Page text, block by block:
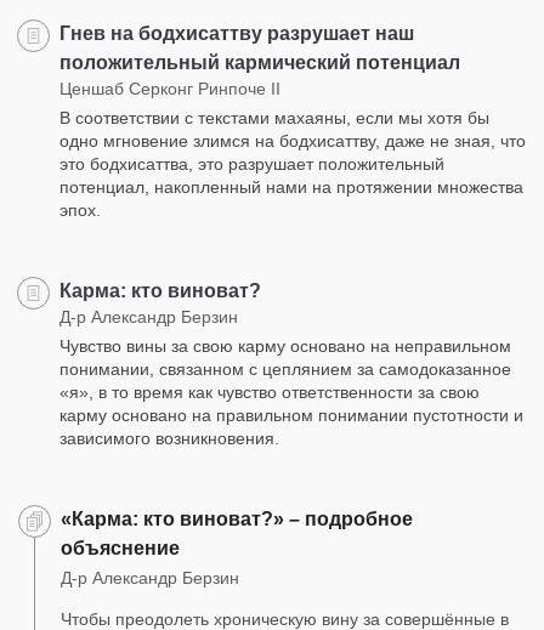
Гнев на бодхисаттву разрушает наш
положительный кармический потенциал
Ценшаб Серконг Ринпоче II
В соответствии с текстами махаяны, если мы хотя бы
одно мгновение злимся на бодхисаттву, даже не зная, что
это бодхисаттва, это разрушает положительный
потенциал, накопленный нами на протяжении множества
эпох.
Карма: кто виноват?
Д-р Александр Берзин
Чувство вины за свою карму основано на неправильном
понимании, связанном с цеплянием за самодоказанное
«я», в то время как чувство ответственности за свою
карму основано на правильном понимании пустотности и
зависимого возникновения.
«Карма: кто виноват?» – подробное
объяснение
Д-р Александр Берзин
Чтобы преодолеть хроническую вину за совершённые в